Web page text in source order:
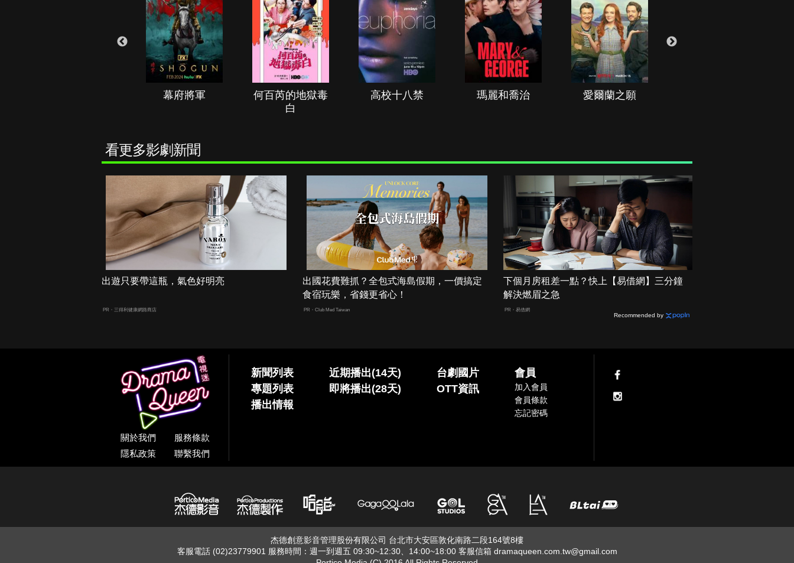
幕府將軍
何百芮的地獄毒
白
高校十八禁 瑪麗和喬治 愛爾蘭之願
看更多影劇新聞
出遊只要帶這瓶，氣色好明亮
PR・三得利健康網路商店
出國花費難抓？全包式海島假期，一價搞定
食宿玩樂，省錢更省心！
PR・Club Med Taiwan
下個月房租差一點？快上【易借網】三分鐘
解決燃眉之急
PR・易借網
Recommended by
關於我們
服務條款
隱私政策
聯繫我們
新聞列表
專題列表
播出情報
近期播出(14天)
即將播出(28天)
台劇國片
OTT資訊
會員
加入會員
會員條款
忘記密碼
杰德創意影音管理股份有限公司 台北市大安區敦化南路二段164號8樓
客服電話 (02)23779901 服務時間：週一到週五 09:30~12:30、14:00~18:00 客服信箱 dramaqueen.com.tw@gmail.com